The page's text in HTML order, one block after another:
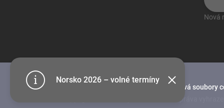
Tento web používá
Norsko 2026 – volné termíny
Nová
. Všechna práva